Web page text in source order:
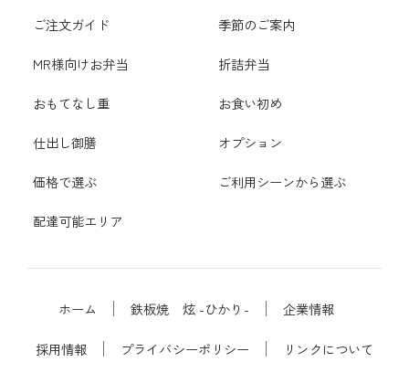
ご注文ガイド 季節のご案内
MR様向けお弁当 折詰弁当
おもてなし重 お食い初め
仕出し御膳 オプション
価格で選ぶ ご利用シーンから選ぶ
配達可能エリア
ホーム 鉄板焼 炫 -ひかり- 企業情報
採用情報 プライバシーポリシー リンクについて